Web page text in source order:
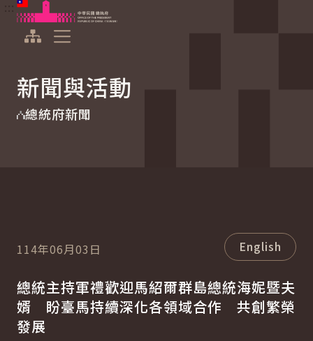
跳到主要內容
中華民國總統府
新聞與活動
總統府新聞
114年06月03日 English
總統主持軍禮歡迎馬紹爾群島總統海妮暨夫
婿 盼臺馬持續深化各領域合作 共創繁榮
發展